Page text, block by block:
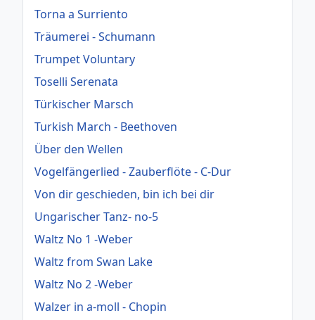
Torna a Surriento
Träumerei - Schumann
Trumpet Voluntary
Toselli Serenata
Türkischer Marsch
Turkish March - Beethoven
Über den Wellen
Vogelfängerlied - Zauberflöte - C-Dur
Von dir geschieden, bin ich bei dir
Ungarischer Tanz- no-5
Waltz No 1 -Weber
Waltz from Swan Lake
Waltz No 2 -Weber
Walzer in a-moll - Chopin